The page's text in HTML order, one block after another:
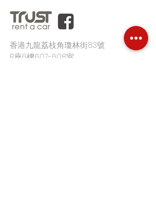
香港九龍荔枝角瓊林街83號
B座6樓607-608室